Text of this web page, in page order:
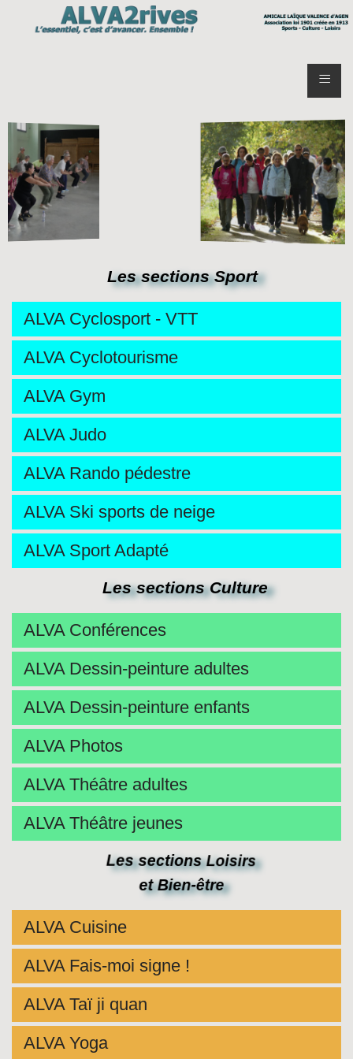
≡
Les sections Sport
ALVA Cyclosport - VTT
ALVA Cyclotourisme
ALVA Gym
ALVA Judo
ALVA Rando pédestre
ALVA Ski sports de neige
ALVA Sport Adapté
Les sections Culture
ALVA Conférences
ALVA Dessin-peinture adultes
ALVA Dessin-peinture enfants
ALVA Photos
ALVA Théâtre adultes
ALVA Théâtre jeunes
Les sections Loisirs
et Bien-être
ALVA Cuisine
ALVA Fais-moi signe !
ALVA Taï ji quan
ALVA Yoga